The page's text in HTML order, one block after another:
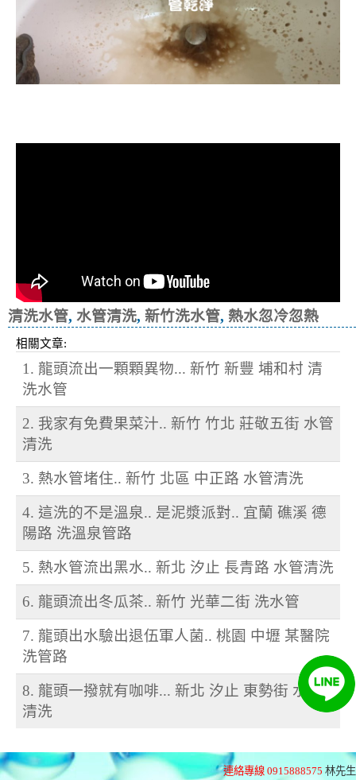
清洗水管, 水管清洗, 新竹洗水管, 熱水忽冷忽熱
相關文章:
1. 龍頭流出一顆顆異物... 新竹 新豐 埔和村 清
洗水管
2. 我家有免費果菜汁.. 新竹 竹北 莊敬五街 水管
清洗
3. 熱水管堵住.. 新竹 北區 中正路 水管清洗
4. 這洗的不是溫泉.. 是泥漿派對.. 宜蘭 礁溪 德
陽路 洗溫泉管路
5. 熱水管流出黑水.. 新北 汐止 長青路 水管清洗
6. 龍頭流出冬瓜茶.. 新竹 光華二街 洗水管
7. 龍頭出水驗出退伍軍人菌.. 桃園 中壢 某醫院
洗管路
8. 龍頭一撥就有咖啡... 新北 汐止 東勢街 水管
清洗
連絡專線 0915888575 林先生